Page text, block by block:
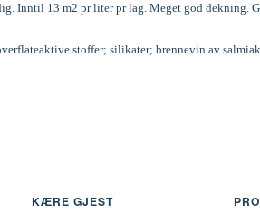
Inntil 13 m2 pr liter pr lag. Meget god dekning.
stoffer; silikater; brennevin av
KÆRE GJEST